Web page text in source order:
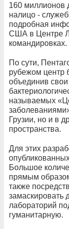
160 миллионов
налицо -
подробная
США в Центре
командировках.
По сути,
рубежом центр
объединив
называемых
Грузии, но и в
пространства.
Для этих
Большое
прямым
также
замаскировать
лабораторий
гуманитарную.